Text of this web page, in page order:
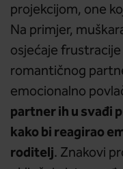
projekcijom, one
Na primjer,
osjećaje
romantičnog
emocionalno
partner ih u svađi
kako bi reagirao
roditelj. Znakovi